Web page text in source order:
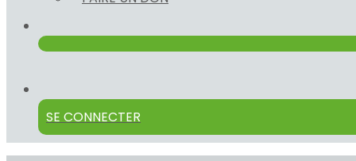
SE CONNECTER